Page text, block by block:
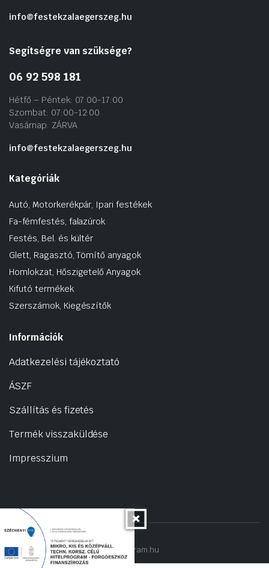
info@festekzalaegerszeg.hu
Segítségre van szüksége?
06 92 598 181
Hétfő – Péntek: 07:00-17:00
Szombat: 07:00-12:00
Vasárnap: ZÁRVA
info@festekzalaegerszeg.hu
Kategóriák
Autó, Motorkerékpár, Ipari festékek
Fa-fémfestés, falazúrok
Festés, Bel. és kültér
Glett, Ragasztó, Tömítő anyagok
Homlokzat, Hőszigetelő Anyagok
Kifutó termékek
Szerszámok, Kiegészítők
Információk
Adatkezelési tájékoztató
ÁSZF
Szállítás és fizetés
Termék visszaküldése
Impresszium
Copyright 2022 © hogyantalaljanakram.hu